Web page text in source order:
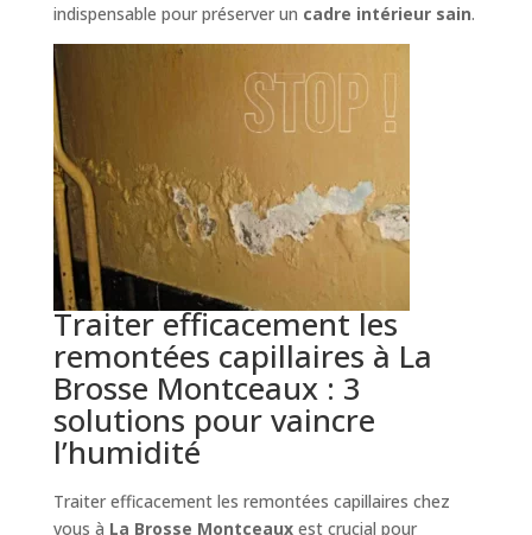
indispensable pour préserver un cadre intérieur sain.
Traiter efficacement les
remontées capillaires à La
Brosse Montceaux : 3
solutions pour vaincre
l’humidité
Traiter efficacement les remontées capillaires chez
vous à La Brosse Montceauxest crucial pour